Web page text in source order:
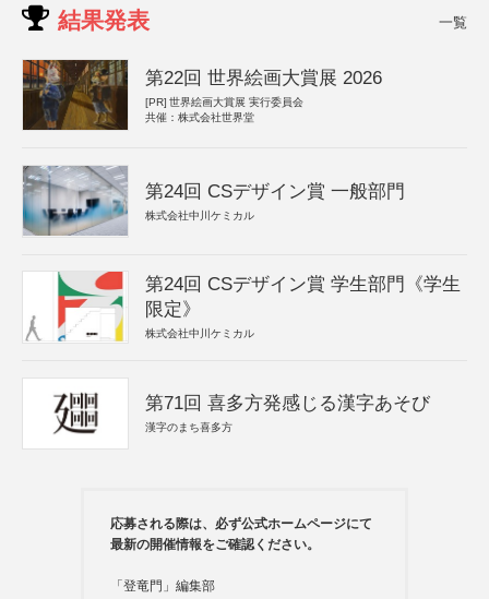
結果発表 一覧
第22回 世界絵画大賞展 2026
[PR] 世界絵画大賞展 実行委員会
共催：株式会社世界堂
第24回 CSデザイン賞 一般部門
株式会社中川ケミカル
第24回 CSデザイン賞 学生部門《学生
限定》
株式会社中川ケミカル
第71回 喜多方発感じる漢字あそび
漢字のまち喜多方
応募される際は、必ず公式ホームページにて
最新の開催情報をご確認ください。
「登竜門」編集部